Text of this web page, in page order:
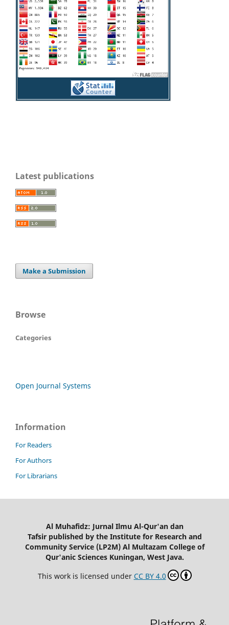
Latest publications
Make a Submission
Browse
Categories
Open Journal Systems
Information
For Readers
For Authors
For Librarians
Al Muhafidz: Jurnal Ilmu Al-Qur'an dan
Tafsir published by the Institute for Research and
Community Service (LP2M) Al Multazam College of
Qur'anic Sciences Kuningan, West Java.
This work is licensed under CC BY 4.0